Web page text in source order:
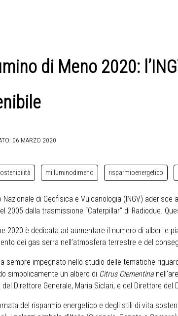
di Meno 2020:
06 MARZO 2020
milluminodimeno risparmioenergetico
Nazionale di Geofisica e Vulcanologia (INGV) aderisce
2005 dalla trasmissione “Caterpillar” di Radiodue.
2020 è dedicata ad aumentare il numero di alberi e
dei gas serra nell’atmosfera terrestre e del
sempre impegnato nello studio delle tematiche
simbolicamente un albero di Citrus Clementina
del Direttore Generale, Maria Siclari, e del Direttore
del risparmio energetico e degli stili di vita